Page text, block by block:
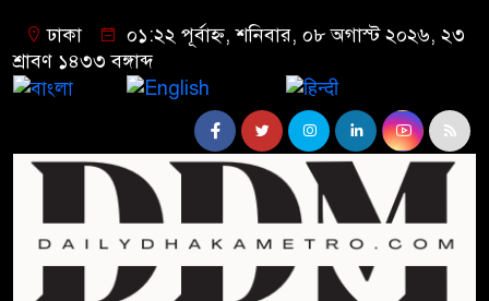
ঢাকা
০১:২২ পূর্বাহ্ন, শনিবার, ০৮ অগাস্ট ২০২৬, ২৩
শ্রাবণ ১৪৩৩ বঙ্গাব্দ